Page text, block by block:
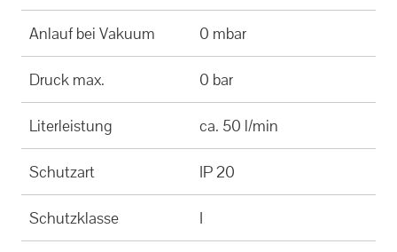
Anlauf bei Vakuum 0 mbar
Druck max. 0 bar
Literleistung ca. 50 l/min
Schutzart IP 20
Schutzklasse I